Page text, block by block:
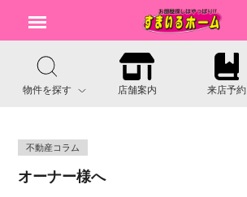
物件を探す 店舗案内 来店予約
不動産コラム
オーナー様へ